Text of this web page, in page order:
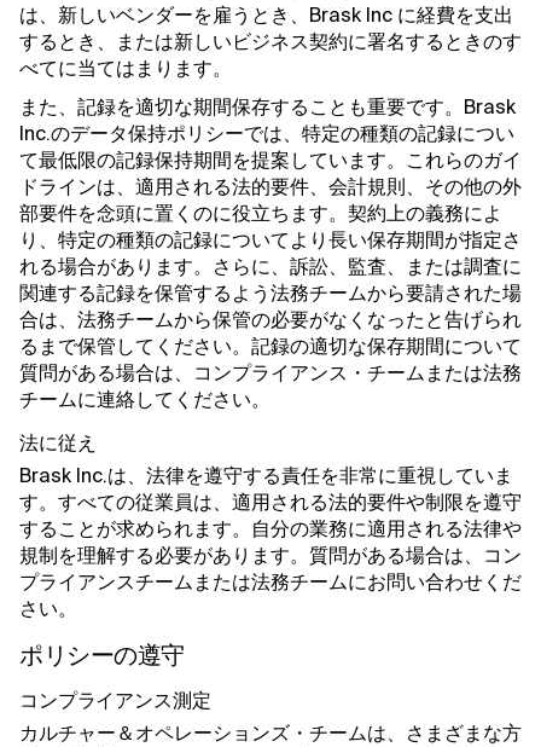
は、新しいベンダーを雇うとき、Brask Inc に経費を支出
するとき、または新しいビジネス契約に署名するときのす
べてに当てはまります。
また、記録を適切な期間保存することも重要です。Brask
Inc.のデータ保持ポリシーでは、特定の種類の記録につい
て最低限の記録保持期間を提案しています。これらのガイ
ドラインは、適用される法的要件、会計規則、その他の外
部要件を念頭に置くのに役立ちます。契約上の義務によ
り、特定の種類の記録についてより長い保存期間が指定さ
れる場合があります。さらに、訴訟、監査、または調査に
関連する記録を保管するよう法務チームから要請された場
合は、法務チームから保管の必要がなくなったと告げられ
るまで保管してください。記録の適切な保存期間について
質問がある場合は、コンプライアンス・チームまたは法務
チームに連絡してください。
法に従え
Brask Inc.は、法律を遵守する責任を非常に重視していま
す。すべての従業員は、適用される法的要件や制限を遵守
することが求められます。自分の業務に適用される法律や
規制を理解する必要があります。質問がある場合は、コン
プライアンスチームまたは法務チームにお問い合わせくだ
さい。
ポリシーの遵守
コンプライアンス測定
カルチャー＆オペレーションズ・チームは、さまざまな方